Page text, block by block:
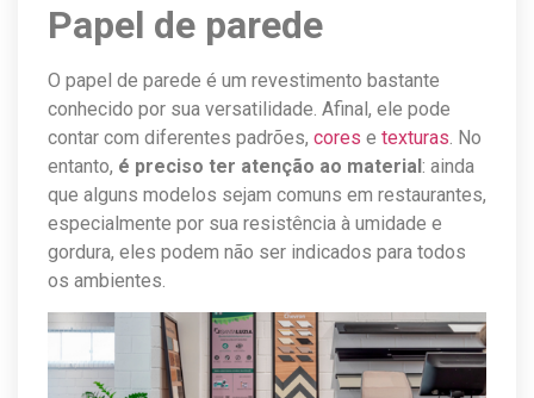
Papel de parede
O papel de parede é um revestimento bastante
conhecido por sua versatilidade. Afinal, ele pode
contar com diferentes padrões, cores e texturas . No
entanto, é preciso ter atenção ao material: ainda
que alguns modelos sejam comuns em restaurantes,
especialmente por sua resistência à umidade e
gordura, eles podem não ser indicados para todos
os ambientes.